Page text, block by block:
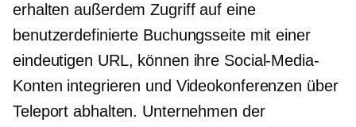
erhalten außerdem Zugriff auf eine
benutzerdefinierte Buchungsseite mit einer
eindeutigen URL, können ihre Social-Media-
Konten integrieren und Videokonferenzen über
Teleport abhalten. Unternehmen der